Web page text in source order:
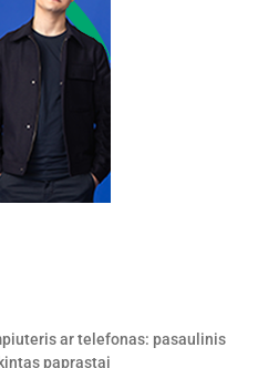
ar telefonas: pasaulinis
paprastai